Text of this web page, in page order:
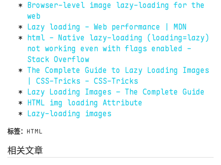
Browser-level image lazy-loading for the
web
Lazy loading - Web performance | MDN
html - Native lazy-loading (loading=lazy)
not working even with flags enabled -
Stack Overflow
The Complete Guide to Lazy Loading Images
| CSS-Tricks - CSS-Tricks
Lazy Loading Images – The Complete Guide
HTML img loading Attribute
Lazy-loading images
标签： HTML
相关文章